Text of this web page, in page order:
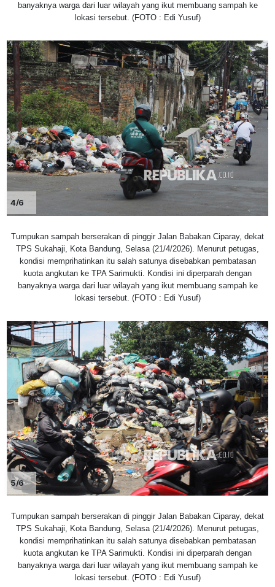
banyaknya warga dari luar wilayah yang ikut membuang sampah ke
lokasi tersebut. (FOTO : Edi Yusuf)
4/6
Tumpukan sampah berserakan di pinggir Jalan Babakan Ciparay, dekat
TPS Sukahaji, Kota Bandung, Selasa (21/4/2026). Menurut petugas,
kondisi memprihatinkan itu salah satunya disebabkan pembatasan
kuota angkutan ke TPA Sarimukti. Kondisi ini diperparah dengan
banyaknya warga dari luar wilayah yang ikut membuang sampah ke
lokasi tersebut. (FOTO : Edi Yusuf)
5/6
Tumpukan sampah berserakan di pinggir Jalan Babakan Ciparay, dekat
TPS Sukahaji, Kota Bandung, Selasa (21/4/2026). Menurut petugas,
kondisi memprihatinkan itu salah satunya disebabkan pembatasan
kuota angkutan ke TPA Sarimukti. Kondisi ini diperparah dengan
banyaknya warga dari luar wilayah yang ikut membuang sampah ke
lokasi tersebut. (FOTO : Edi Yusuf)